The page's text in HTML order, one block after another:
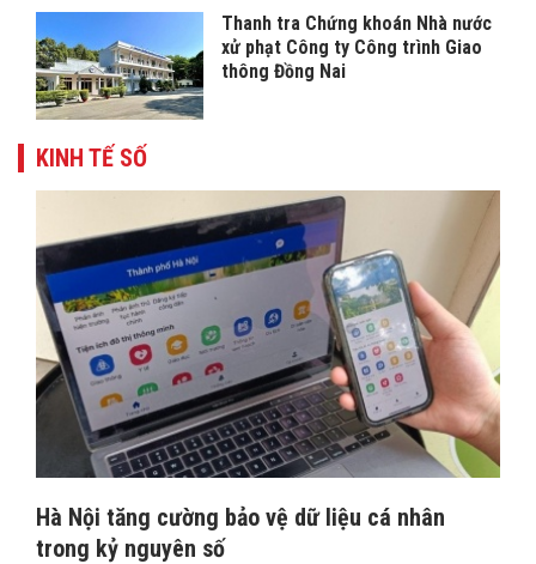
Thanh tra Chứng khoán Nhà nước
xử phạt Công ty Công trình Giao
thông Đồng Nai
KINH TẾ SỐ
Hà Nội tăng cường bảo vệ dữ liệu cá nhân
trong kỷ nguyên số